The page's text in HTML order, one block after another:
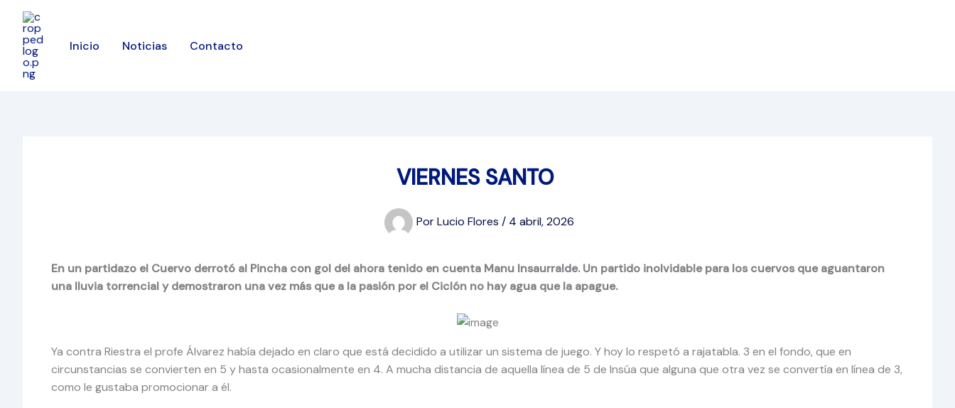
contenido
Inicio Noticias Contacto
VIERNES SANTO
PorLucio Flores / 4 abril, 2026
En un partidazo el Cuervo derrotó al Pincha con gol del ahora tenido en cuenta Manu Insaurralde. Un partido inolvidable para los cuervos que aguantaron
una lluvia torrencial y demostraron una vez más que a la pasión por el Ciclón no hay agua que la apague.
Ya contra Riestra el profe Álvarez había dejado en claro que está decidido a utilizar un sistema de juego. Y hoy lo respetó a rajatabla. 3 en el fondo, que en
circunstancias se convierten en 5 y hasta ocasionalmente en 4. A mucha distancia de aquella línea de 5 de Insúa que alguna que otra vez se convertía en línea de 3,
como le gustaba promocionar a él.